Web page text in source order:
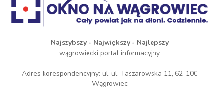
Najszybszy - Największy - Najlepszy
wągrowiecki portal informacyjny
Adres korespondencyjny: ul. ul. Taszarowska 11, 62-100
Wągrowiec